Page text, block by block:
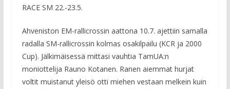
RACE SM 22.-23.5.
Ahveniston EM-rallicrossin aattona 10.7. ajettiin samalla
radalla SM-rallicrossin kolmas osakilpailu (KCR ja 2000
Cup). Jälkimäisessä mittasi vauhtia TamUA:n
moniottelija Rauno Kotanen. Ranen aiemmat hurjat
voltit muistanut yleisö otti miehen vestaan melkein kuin